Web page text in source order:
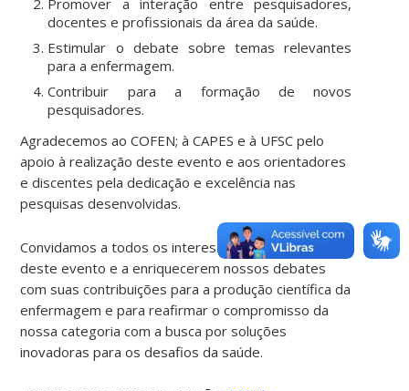
docentes e profissionais da área da saúde.
Estimular o debate sobre temas relevantes
para a enfermagem.
Contribuir para a formação de novos
pesquisadores.
Agradecemos ao COFEN; à CAPES e à UFSC pelo
apoio à realização deste evento e aos orientadores
e discentes pela dedicação e excelência nas
pesquisas desenvolvidas.
Convidamos a todos os interessados a participarem
deste evento e a enriquecerem nossos debates
com suas contribuições para a produção científica da
enfermagem e para reafirmar o compromisso da
nossa categoria com a busca por soluções
inovadoras para os desafios da saúde.